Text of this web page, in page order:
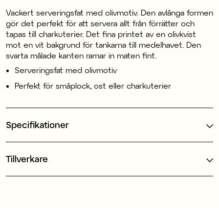
Vackert serveringsfat med olivmotiv. Den avlånga formen
gör det perfekt för att servera allt från förrätter och
tapas till charkuterier. Det fina printet av en olivkvist
mot en vit bakgrund för tankarna till medelhavet. Den
svarta målade kanten ramar in maten fint.
Serveringsfat med olivmotiv
Perfekt för småplock, ost eller charkuterier
Specifikationer
Tillverkare